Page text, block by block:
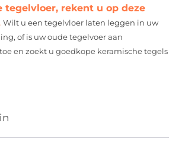
tegelvloer, rekent u op deze
Wilt u een tegelvloer laten leggen in uw
of is uw oude tegelvoer aan
en zoekt u goedkope keramische tegels